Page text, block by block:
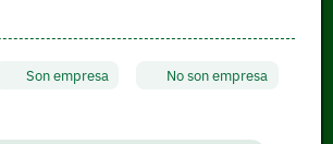
Son empresa No son empresa